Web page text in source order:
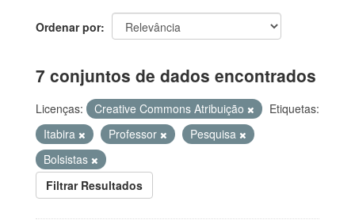
Ordenar por
7 conjuntos de dados encontrados
Licenças: Creative Commons Atribuição
Etiquetas:
Itabira
Professor
Pesquisa
Bolsistas
Filtrar Resultados